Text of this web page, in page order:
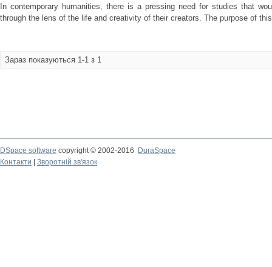
In contemporary humanities, there is a pressing need for studies that
through the lens of the life and creativity of their creators. The purpose of
Зараз показуються 1-1 з 1
DSpace software copyright © 2002-2016
DuraSpace
Контакти
Зворотній зв'язок